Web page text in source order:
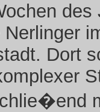
des
Dort